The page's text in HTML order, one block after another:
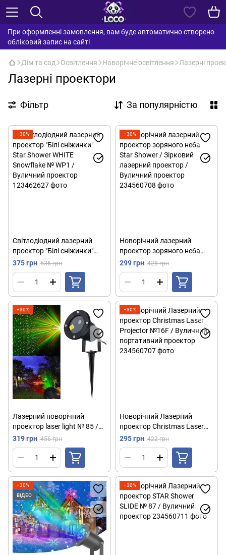
При оформленні замовлення, вам буде автоматично створено
обліковий запис на сайті
Дім та сад Освітлення Новорічне освітлення Лазерні
Лазерні проектори
Фільтр За популярністю
−30%
Світлодіодний лазерний
проектор "Білі сніжинки"
Star Shower WHITE
Snowflake № WP1 /
Вуличний проектор
375 грн 536 грн
−30%
Новорічний лазерний
проектор зоряного неба
Star Shower / Зірковий
лазерний проектор /
Вуличний проектор
299 грн 428 грн
−30%
Лазерний новорічний
проектор laser light № 85 /
Вуличний вологостійкий
проектор
319 грн 456 грн
−30%
Новорічний Лазерний
проектор Christmas Laser
Projector №16F / Вуличний
портативний проектор
295 грн 422 грн
−30%
ВІДЕО
−30%